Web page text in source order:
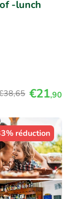
-lunch
,65 €21,90
réduction